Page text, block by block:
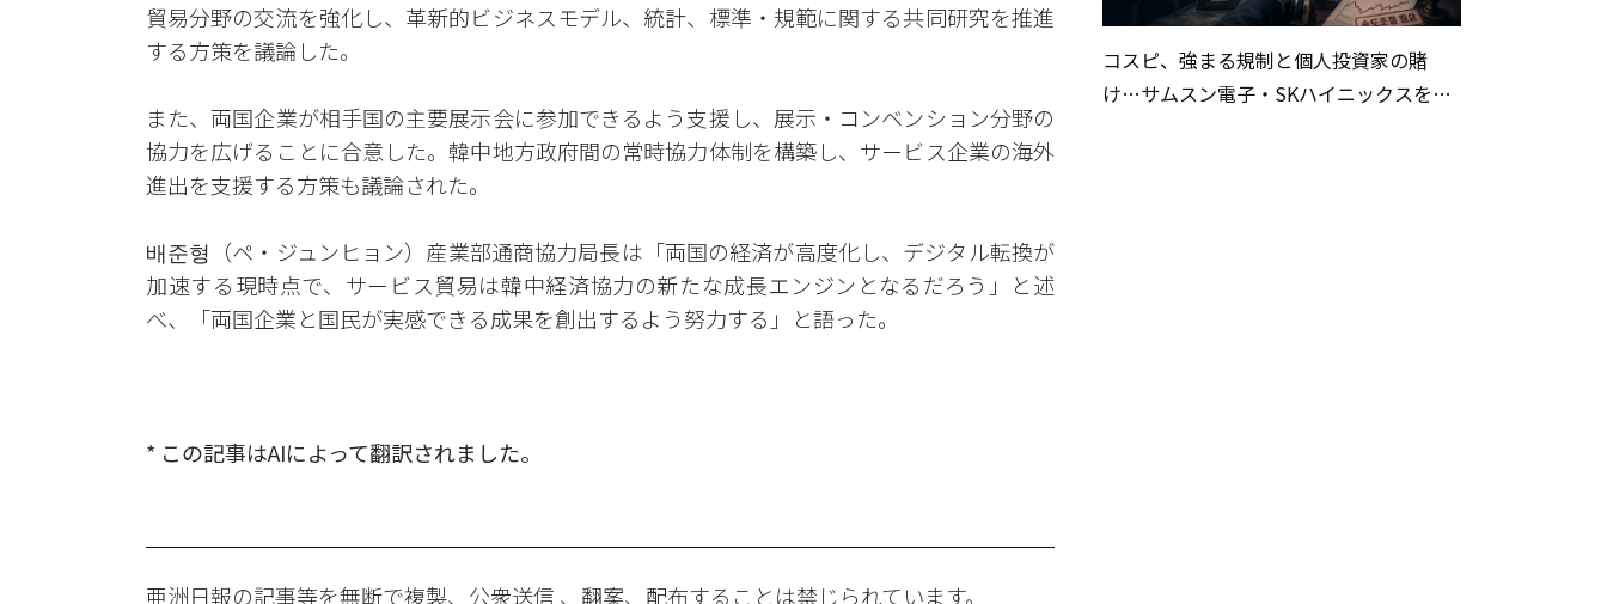
貿易分野の交流を強化し、革新的ビジネスモデル、統計、標準・規範に関する共同研究を推進
する方策を議論した。
また、両国企業が相手国の主要展示会に参加できるよう支援し、展示・コンベンション分野の
協力を広げることに合意した。韓中地方政府間の常時協力体制を構築し、サービス企業の海外
進出を支援する方策も議論された。
배준형（ペ・ジュンヒョン）産業部通商協力局長は「両国の経済が高度化し、デジタル転換が
加速する現時点で、サービス貿易は韓中経済協力の新たな成長エンジンとなるだろう」と述
べ、「両国企業と国民が実感できる成果を創出するよう努力する」と語った。
* この記事はAIによって翻訳されました。
亜洲日報の記事等を無断で複製、公衆送信 、翻案、配布することは禁じられています。
コスピ、強まる規制と個人投資家の賭
け…サムスン電子・SKハイニックスを巡